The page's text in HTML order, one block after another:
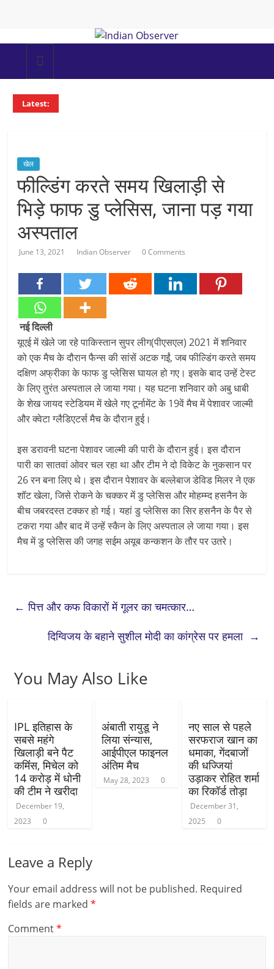
Indian
Observer
Latest:
खेल
फील्डिंग करते समय खिलाड़ी से
भिड़े फाफ डु प्लेसिस, जाना पड़ गया
अस्पताल
June 13, 2021 Indian Observer 0 Comments
नई दिल्ली
यूएई में खेले जा रहे पाकिस्तान सुपर लीग(पीएसएल) 2021 में शनिवार
को एक मैच के दौरान फैन्स की सांसें अटक गईं, जब फील्डिंग करते समय
दक्षिण अफ्रीका के फाफ डु प्लेसिस घायल हो गए। इसके बाद उन्हें टेस्ट
के लिए तुरंत अस्पताल ले जाया गया। यह घटना शनिवार को अबु धाबी
के शेख जायद स्टेडियम में खेले गए टूर्नामेंट के 19वें मैच में पेशावर जाल्मी
और क्वेटा ग्लैडिएटर्स मैच के दौरान हुई।
इस डरावनी घटना पेशावर जाल्मी की पारी के दौरान हुई। इस दौरान
पारी का सातवां ओवर चल रहा था और टीम ने दो विकेट के नुकसान पर
26 रन बना लिए थे। इस दौरान पेशावर के बल्लेबाज डेविड मिलर ने एक
शॉट खेला, जिसे रोकने के चक्कर में डु प्लेसिस और मोहम्म्द हसनैन के
बीच जबरदस्त टक्कर हो गई। यहां डु प्लेसिस का सिर हसनैन के पैर से
टकरा गया और बाद में उन्हें स्कैन के लिए अस्पताल ले जाया गया। इस
मैच में डु प्लेसिस की जगह सईम अयूब कन्कशन के तौर पर उतरे।
← पित्त और कफ विकारों में गूलर का चमत्कार…
दिग्विजय के बहाने सुशील मोदी का कांग्रेस पर हमला →
You May Also Like
IPL इत‍िहास के
सबसे महंगे
ख‍िलाड़ी बने पैट
कम‍िंंस, म‍िचेल को
14 करोड़ में धोनी
की टीम ने खरीदा
December 19,
2023
0
अंबाती रायुडू ने
लिया संन्यास,
आईपीएल फाइनल
अंतिम मैच
May 28, 2023 0
नए साल से पहले
सरफराज खान का
धमाका, गेंदबाजों
की धज्जियां
उड़ाकर रोहित शर्मा
का रिकॉर्ड तोड़ा
December 31,
2025
0
Leave a Reply
Your email address will not be published. Required
fields are marked*
Comment*